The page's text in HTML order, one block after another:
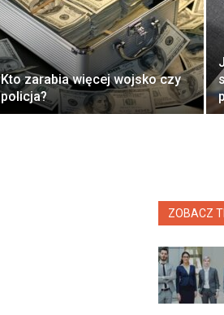
Kto zarabia więcej wojsko czy
policja?
ZOBACZ